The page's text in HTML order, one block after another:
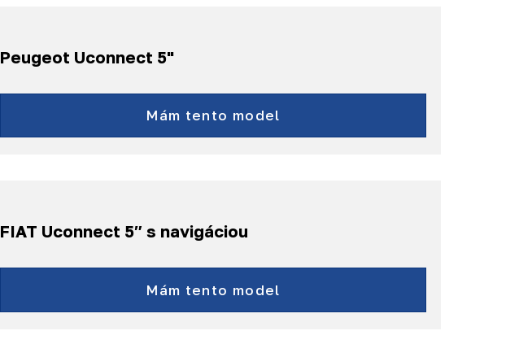
Peugeot Uconnect 5"
Boxer
a ďalšie...
Mám tento model
FIAT Uconnect 5″ s navigáciou
Typ
Doblò
500
Mám tento model